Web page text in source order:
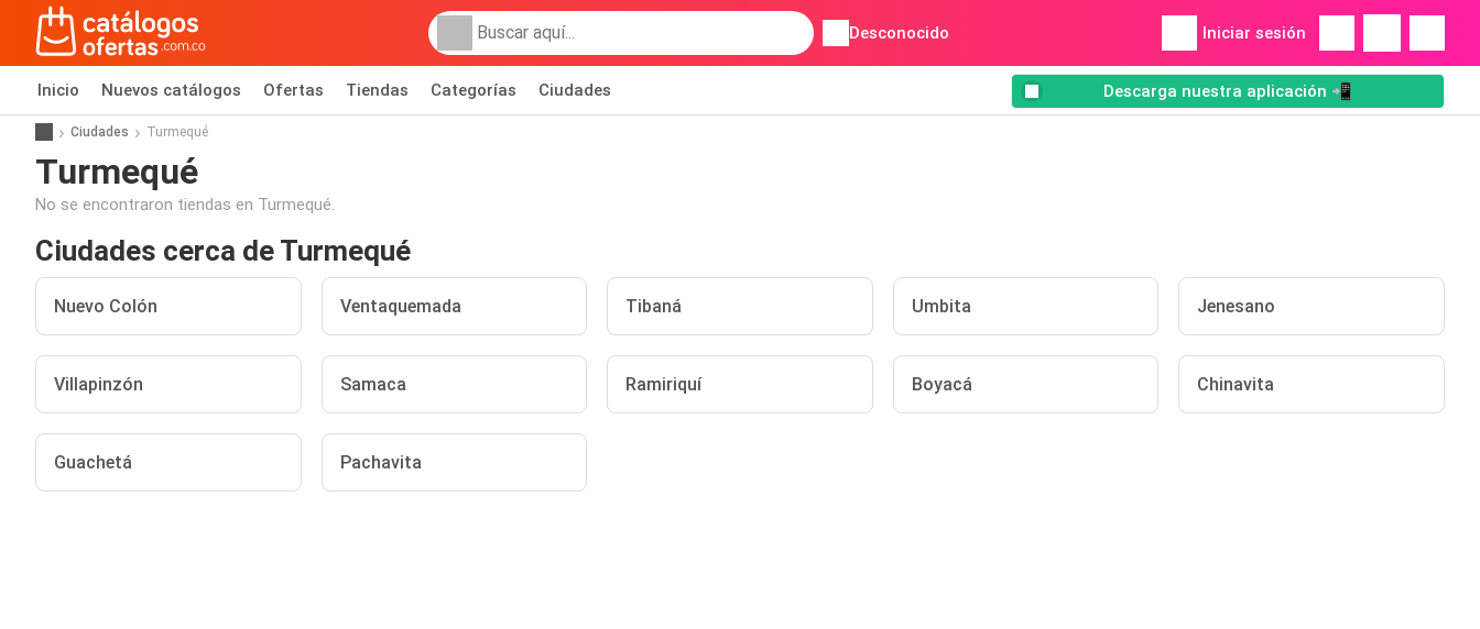
Desconocido Iniciar sesión
Inicio Nuevos catálogos Ofertas Tiendas Categorías Ciudades Descarga nuestra aplicación 📲
Ciudades Turmequé
Turmequé
No se encontraron tiendas en Turmequé.
Ciudades cerca de Turmequé
Nuevo Colón Ventaquemada Tibaná Umbita Jenesano
Villapinzón Samaca Ramiriquí Boyacá Chinavita
Guachetá Pachavita